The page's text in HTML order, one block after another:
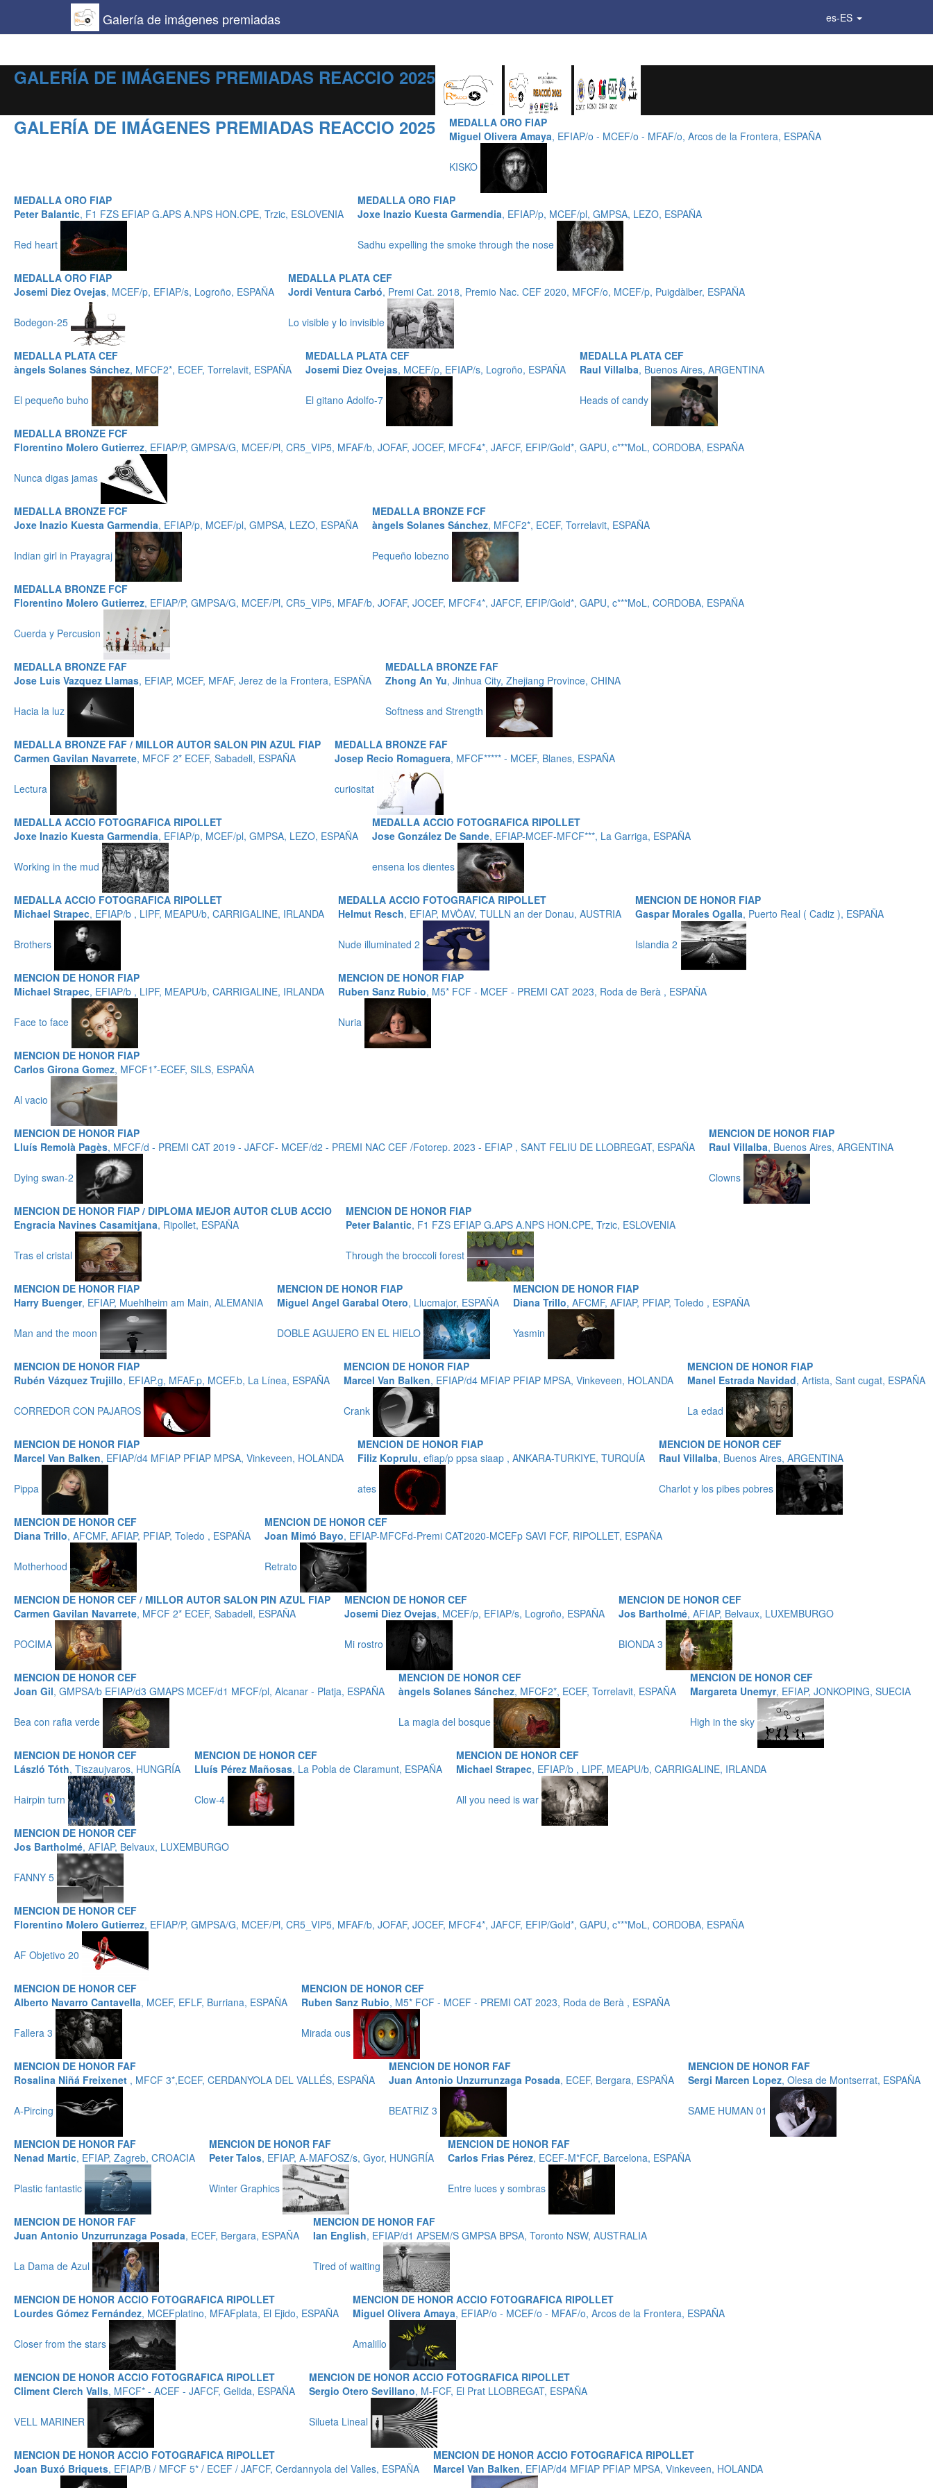
Galería de imágenes premiadas es-ES
GALERÍA DE IMÁGENES PREMIADAS REACCIO 2025
GALERÍA DE IMÁGENES PREMIADAS REACCIO 2025
MEDALLA ORO FIAP
Miguel Olivera Amaya, EFIAP/o - MCEF/o - MFAF/o, Arcos de la Frontera, ESPAÑA
KISKO
MEDALLA ORO FIAP
Peter Balantic, F1 FZS EFIAP G.APS A.NPS HON.CPE, Trzic, ESLOVENIA
Red heart
MEDALLA ORO FIAP
Joxe Inazio Kuesta Garmendia, EFIAP/p, MCEF/pl, GMPSA, LEZO, ESPAÑA
Sadhu expelling the smoke through the nose
MEDALLA ORO FIAP
Josemi Diez Ovejas, MCEF/p, EFIAP/s, Logroño, ESPAÑA
Bodegon-25
MEDALLA PLATA CEF
Jordi Ventura Carbó, Premi Cat. 2018, Premio Nac. CEF 2020, MFCF/o, MCEF/p, Puigdàlber, ESPAÑA
Lo visible y lo invisible
MEDALLA PLATA CEF
àngels Solanes Sánchez, MFCF2*, ECEF, Torrelavit, ESPAÑA
El pequeño buho
MEDALLA PLATA CEF
Josemi Diez Ovejas, MCEF/p, EFIAP/s, Logroño, ESPAÑA
El gitano Adolfo-7
MEDALLA PLATA CEF
Raul Villalba, Buenos Aires, ARGENTINA
Heads of candy
MEDALLA BRONZE FCF
Florentino Molero Gutierrez, EFIAP/P, GMPSA/G, MCEF/Pl, CR5_VIP5, MFAF/b, JOFAF, JOCEF, MFCF4*, JAFCF, EFIP/Gold*, GAPU, c***MoL, CORDOBA, ESPAÑA
Nunca digas jamas
MEDALLA BRONZE FCF
Joxe Inazio Kuesta Garmendia, EFIAP/p, MCEF/pl, GMPSA, LEZO, ESPAÑA
Indian girl in Prayagraj
MEDALLA BRONZE FCF
àngels Solanes Sánchez, MFCF2*, ECEF, Torrelavit, ESPAÑA
Pequeño lobezno
MEDALLA BRONZE FCF
Florentino Molero Gutierrez, EFIAP/P, GMPSA/G, MCEF/Pl, CR5_VIP5, MFAF/b, JOFAF, JOCEF, MFCF4*, JAFCF, EFIP/Gold*, GAPU, c***MoL, CORDOBA, ESPAÑA
Cuerda y Percusion
MEDALLA BRONZE FAF
Jose Luis Vazquez Llamas, EFIAP, MCEF, MFAF, Jerez de la Frontera, ESPAÑA
Hacia la luz
MEDALLA BRONZE FAF
Zhong An Yu, Jinhua City, Zhejiang Province, CHINA
Softness and Strength
MEDALLA BRONZE FAF / MILLOR AUTOR SALON PIN AZUL FIAP
Carmen Gavilan Navarrete, MFCF 2* ECEF, Sabadell, ESPAÑA
Lectura
MEDALLA BRONZE FAF
Josep Recio Romaguera, MFCF***** - MCEF, Blanes, ESPAÑA
curiositat
MEDALLA ACCIO FOTOGRAFICA RIPOLLET
Joxe Inazio Kuesta Garmendia, EFIAP/p, MCEF/pl, GMPSA, LEZO, ESPAÑA
Working in the mud
MEDALLA ACCIO FOTOGRAFICA RIPOLLET
Jose González De Sande, EFIAP-MCEF-MFCF***, La Garriga, ESPAÑA
ensena los dientes
MEDALLA ACCIO FOTOGRAFICA RIPOLLET
Michael Strapec, EFIAP/b , LIPF, MEAPU/b, CARRIGALINE, IRLANDA
Brothers
MEDALLA ACCIO FOTOGRAFICA RIPOLLET
Helmut Resch, EFIAP, MVÖAV, TULLN an der Donau, AUSTRIA
Nude illuminated 2
MENCION DE HONOR FIAP
Gaspar Morales Ogalla, Puerto Real ( Cadiz ), ESPAÑA
Islandia 2
MENCION DE HONOR FIAP
Michael Strapec, EFIAP/b , LIPF, MEAPU/b, CARRIGALINE, IRLANDA
Face to face
MENCION DE HONOR FIAP
Ruben Sanz Rubio, M5* FCF - MCEF - PREMI CAT 2023, Roda de Berà , ESPAÑA
Nuria
MENCION DE HONOR FIAP
Carlos Girona Gomez, MFCF1*-ECEF, SILS, ESPAÑA
Al vacio
MENCION DE HONOR FIAP
Lluís Remolà Pagès, MFCF/d - PREMI CAT 2019 - JAFCF- MCEF/d2 - PREMI NAC CEF /Fotorep. 2023 - EFIAP , SANT FELIU DE LLOBREGAT, ESPAÑA
Dying swan-2
MENCION DE HONOR FIAP
Raul Villalba, Buenos Aires, ARGENTINA
Clowns
MENCION DE HONOR FIAP / DIPLOMA MEJOR AUTOR CLUB ACCIO
Engracia Navines Casamitjana, Ripollet, ESPAÑA
Tras el cristal
MENCION DE HONOR FIAP
Peter Balantic, F1 FZS EFIAP G.APS A.NPS HON.CPE, Trzic, ESLOVENIA
Through the broccoli forest
MENCION DE HONOR FIAP
Harry Buenger, EFIAP, Muehlheim am Main, ALEMANIA
Man and the moon
MENCION DE HONOR FIAP
Miguel Angel Garabal Otero, Llucmajor, ESPAÑA
DOBLE AGUJERO EN EL HIELO
MENCION DE HONOR FIAP
Diana Trillo, AFCMF, AFIAP, PFIAP, Toledo , ESPAÑA
Yasmin
MENCION DE HONOR FIAP
Rubén Vázquez Trujillo, EFIAP.g, MFAF.p, MCEF.b, La Línea, ESPAÑA
CORREDOR CON PAJAROS
MENCION DE HONOR FIAP
Marcel Van Balken, EFIAP/d4 MFIAP PFIAP MPSA, Vinkeveen, HOLANDA
Crank
MENCION DE HONOR FIAP
Manel Estrada Navidad, Artista, Sant cugat, ESPAÑA
La edad
MENCION DE HONOR FIAP
Marcel Van Balken, EFIAP/d4 MFIAP PFIAP MPSA, Vinkeveen, HOLANDA
Pippa
MENCION DE HONOR FIAP
Filiz Koprulu, efiap/p ppsa siaap , ANKARA-TURKIYE, TURQUÍA
ates
MENCION DE HONOR CEF
Raul Villalba, Buenos Aires, ARGENTINA
Charlot y los pibes pobres
MENCION DE HONOR CEF
Diana Trillo, AFCMF, AFIAP, PFIAP, Toledo , ESPAÑA
Motherhood
MENCION DE HONOR CEF
Joan Mimó Bayo, EFIAP-MFCFd-Premi CAT2020-MCEFp SAVI FCF, RIPOLLET, ESPAÑA
Retrato
MENCION DE HONOR CEF / MILLOR AUTOR SALON PIN AZUL FIAP
Carmen Gavilan Navarrete, MFCF 2* ECEF, Sabadell, ESPAÑA
POCIMA
MENCION DE HONOR CEF
Josemi Diez Ovejas, MCEF/p, EFIAP/s, Logroño, ESPAÑA
Mi rostro
MENCION DE HONOR CEF
Jos Bartholmé, AFIAP, Belvaux, LUXEMBURGO
BIONDA 3
MENCION DE HONOR CEF
Joan Gil, GMPSA/b EFIAP/d3 GMAPS MCEF/d1 MFCF/pl, Alcanar - Platja, ESPAÑA
Bea con rafia verde
MENCION DE HONOR CEF
àngels Solanes Sánchez, MFCF2*, ECEF, Torrelavit, ESPAÑA
La magia del bosque
MENCION DE HONOR CEF
Margareta Unemyr, EFIAP, JONKOPING, SUECIA
High in the sky
MENCION DE HONOR CEF
László Tóth, Tiszaujvaros, HUNGRÍA
Hairpin turn
MENCION DE HONOR CEF
Lluís Pérez Mañosas, La Pobla de Claramunt, ESPAÑA
Clow-4
MENCION DE HONOR CEF
Michael Strapec, EFIAP/b , LIPF, MEAPU/b, CARRIGALINE, IRLANDA
All you need is war
MENCION DE HONOR CEF
Jos Bartholmé, AFIAP, Belvaux, LUXEMBURGO
FANNY 5
MENCION DE HONOR CEF
Florentino Molero Gutierrez, EFIAP/P, GMPSA/G, MCEF/Pl, CR5_VIP5, MFAF/b, JOFAF, JOCEF, MFCF4*, JAFCF, EFIP/Gold*, GAPU, c***MoL, CORDOBA, ESPAÑA
AF Objetivo 20
MENCION DE HONOR CEF
Alberto Navarro Cantavella, MCEF, EFLF, Burriana, ESPAÑA
Fallera 3
MENCION DE HONOR CEF
Ruben Sanz Rubio, M5* FCF - MCEF - PREMI CAT 2023, Roda de Berà , ESPAÑA
Mirada ous
MENCION DE HONOR FAF
Rosalina Niñá Freixenet , MFCF 3*,ECEF, CERDANYOLA DEL VALLÉS, ESPAÑA
A-Pircing
MENCION DE HONOR FAF
Juan Antonio Unzurrunzaga Posada, ECEF, Bergara, ESPAÑA
BEATRIZ 3
MENCION DE HONOR FAF
Sergi Marcen Lopez, Olesa de Montserrat, ESPAÑA
SAME HUMAN 01
MENCION DE HONOR FAF
Nenad Martic, EFIAP, Zagreb, CROACIA
Plastic fantastic
MENCION DE HONOR FAF
Peter Talos, EFIAP, A-MAFOSZ/s, Gyor, HUNGRÍA
Winter Graphics
MENCION DE HONOR FAF
Carlos Frias Pérez, ECEF-M*FCF, Barcelona, ESPAÑA
Entre luces y sombras
MENCION DE HONOR FAF
Juan Antonio Unzurrunzaga Posada, ECEF, Bergara, ESPAÑA
La Dama de Azul
MENCION DE HONOR FAF
Ian English, EFIAP/d1 APSEM/S GMPSA BPSA, Toronto NSW, AUSTRALIA
Tired of waiting
MENCION DE HONOR ACCIO FOTOGRAFICA RIPOLLET
Lourdes Gómez Fernández, MCEFplatino, MFAFplata, El Ejido, ESPAÑA
Closer from the stars
MENCION DE HONOR ACCIO FOTOGRAFICA RIPOLLET
Miguel Olivera Amaya, EFIAP/o - MCEF/o - MFAF/o, Arcos de la Frontera, ESPAÑA
Amalillo
MENCION DE HONOR ACCIO FOTOGRAFICA RIPOLLET
Climent Clerch Valls, MFCF* - ACEF - JAFCF, Gelida, ESPAÑA
VELL MARINER
MENCION DE HONOR ACCIO FOTOGRAFICA RIPOLLET
Sergio Otero Sevillano, M-FCF, El Prat LLOBREGAT, ESPAÑA
Silueta Lineal
MENCION DE HONOR ACCIO FOTOGRAFICA RIPOLLET
Joan Buxó Briquets, EFIAP/B / MFCF 5* / ECEF / JAFCF, Cerdannyola del Valles, ESPAÑA
MENCION DE HONOR ACCIO FOTOGRAFICA RIPOLLET
Marcel Van Balken, EFIAP/d4 MFIAP PFIAP MPSA, Vinkeveen, HOLANDA